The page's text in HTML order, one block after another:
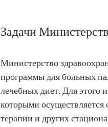
Задачи
Министерство
программы для больных
лечебных диет. Для этого
которыми
терапии и других